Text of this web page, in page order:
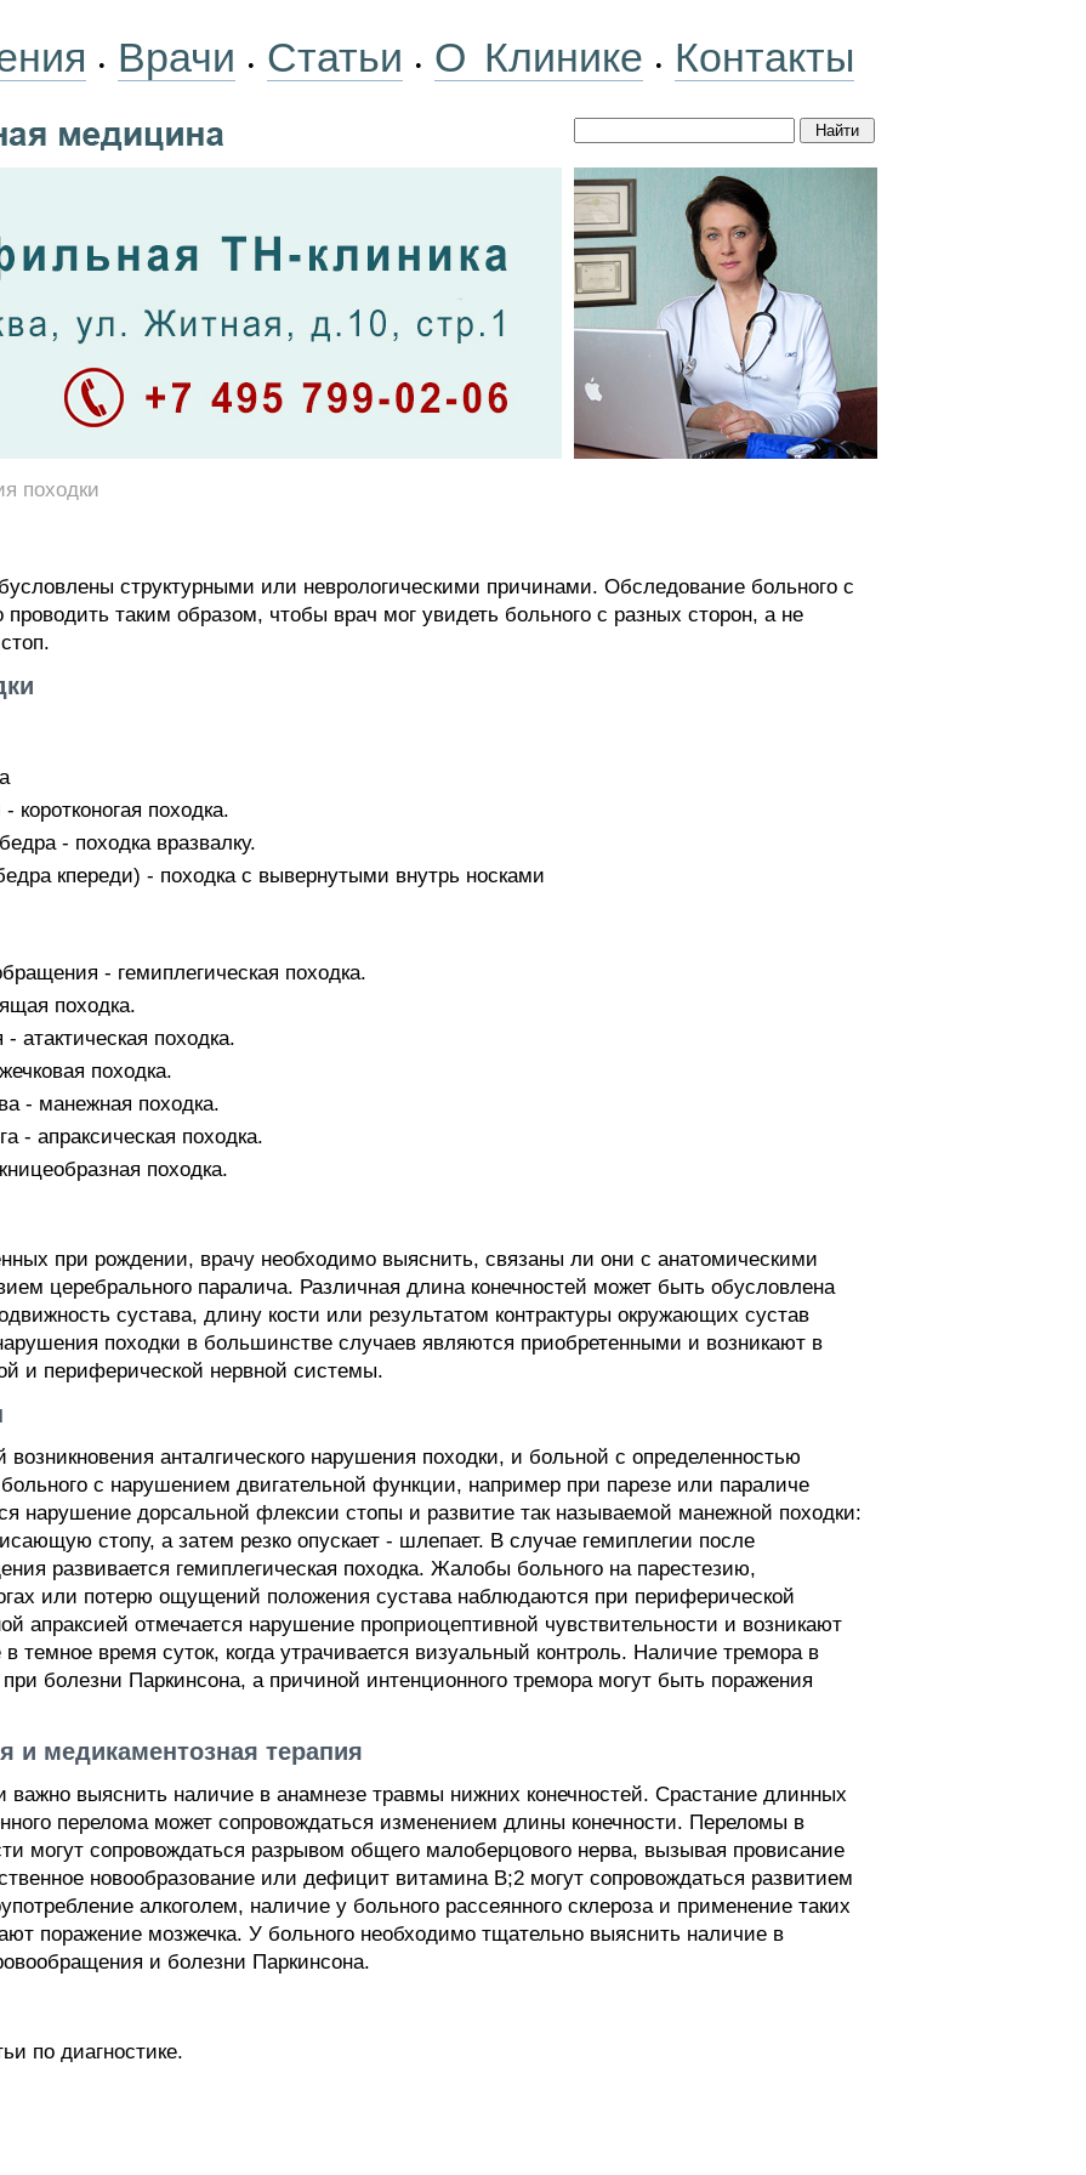
• Врачи • Статьи • О Клинике • Контакты
походки
структурными или неврологическими причинами. Обследование больного с
таким образом, чтобы врач мог увидеть больного с разных сторон, а не
коротконогая походка.
- походка вразвалку.
кпереди) - походка с вывернутыми внутрь носками
- гемиплегическая походка.
походка.
атактическая походка.
походка.
- манежная походка.
- апраксическая походка.
походка.
при рождении, врачу необходимо выяснить, связаны ли они с анатомическими
церебрального паралича. Различная длина конечностей может быть обусловлена
сустава, длину кости или результатом контрактуры окружающих сустав
походки в большинстве случаев являются приобретенными и возникают в
и периферической нервной системы.
анталгического нарушения походки, и больной с определенностью
с нарушением двигательной функции, например при парезе или параличе
нарушение дорсальной флексии стопы и развитие так называемой манежной походки:
стопу, а затем резко опускает - шлепает. В случае гемиплегии после
развивается гемиплегическая походка. Жалобы больного на парестезию,
или потерю ощущений положения сустава наблюдаются при периферической
апраксией отмечается нарушение проприоцептивной чувствительности и возникают
темное время суток, когда утрачивается визуальный контроль. Наличие тремора в
болезни Паркинсона, а причиной интенционного тремора могут быть поражения
и медикаментозная терапия
важно выяснить наличие в анамнезе травмы нижних конечностей. Срастание длинных
перелома может сопровождаться изменением длины конечности. Переломы в
могут сопровождаться разрывом общего малоберцового нерва, вызывая провисание
новообразование или дефицит витамина В;2 могут сопровождаться развитием
алкоголем, наличие у больного рассеянного склероза и применение таких
поражение мозжечка. У больного необходимо тщательно выяснить наличие в
и болезни Паркинсона.
по диагностике.